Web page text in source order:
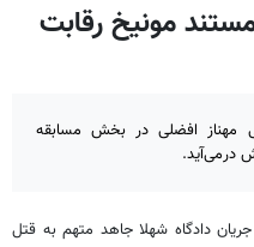
مونیخ رقابت
مهناز افضلی در بخش مسابقه
درمی‌آید.
دادگاه شهلا جاهد متهم به قتل